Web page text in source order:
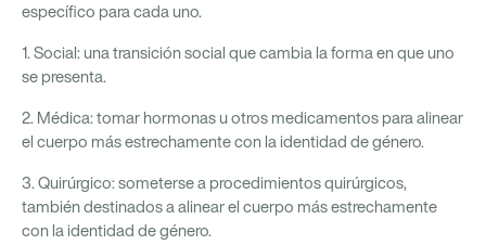
específico para cada uno.
1. Social: una transición social que cambia la forma en que uno
se presenta.
2. Médica: tomar hormonas u otros medicamentos para alinear
el cuerpo más estrechamente con la identidad de género.
3. Quirúrgico: someterse a procedimientos quirúrgicos,
también destinados a alinear el cuerpo más estrechamente
con la identidad de género.